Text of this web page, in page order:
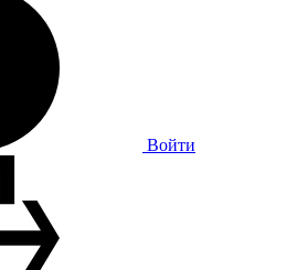
Войти